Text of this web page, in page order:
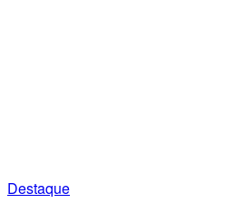
Destaque